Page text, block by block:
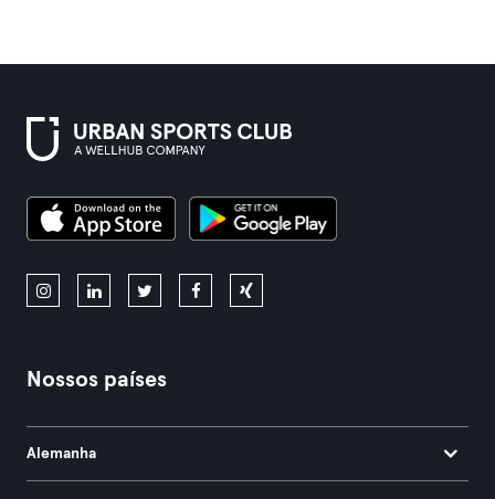
Nossos países
Alemanha